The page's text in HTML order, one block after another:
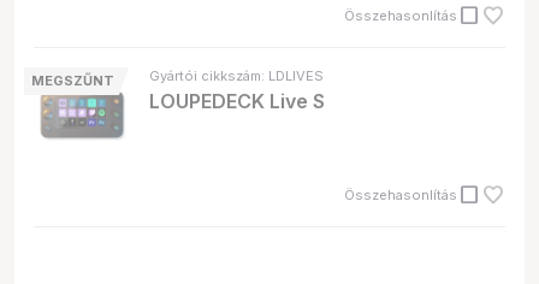
Összehasonlítás check_box_outline_blank
MEGSZŰNT Gyártói cikkszám: LDLIVES
LOUPEDECK Live S
Összehasonlítás check_box_outline_blank